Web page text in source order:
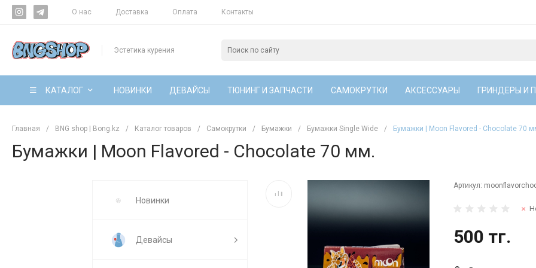
О нас Доставка Оплата Контакты
Эстетика курения
КАТАЛОГ НОВИНКИ ДЕВАЙСЫ ТЮНИНГ И ЗАПЧАСТИ САМОКРУТКИ АКСЕССУАРЫ ГРИНДЕРЫ И
Главная / BNG shop | Bong.kz / Каталог товаров / Самокрутки / Бумажки / Бумажки Single Wide / Бумажки | Moon Flavored - Chocolate 70
Бумажки | Moon Flavored - Chocolate 70 мм.
Новинки
Девайсы
Артикул:
500 тг.